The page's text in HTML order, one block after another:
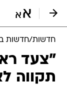
חדשות/חדשות
"צעד
תקווה